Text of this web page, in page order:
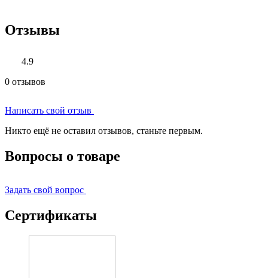
Отзывы
4.9
0 отзывов
Написать свой отзыв
Никто ещё не оставил отзывов, станьте первым.
Вопросы о товаре
Задать свой вопрос
Сертификаты